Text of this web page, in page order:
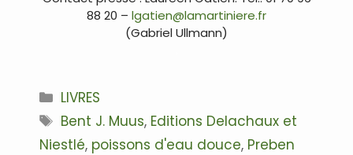
88 20 – lgatien@lamartiniere.fr
(Gabriel Ullmann)
Catégories
LIVRES
Étiquettes
Bent J. Muus, Editions Delachaux et
Niestlé, poissons d'eau douce, Preben